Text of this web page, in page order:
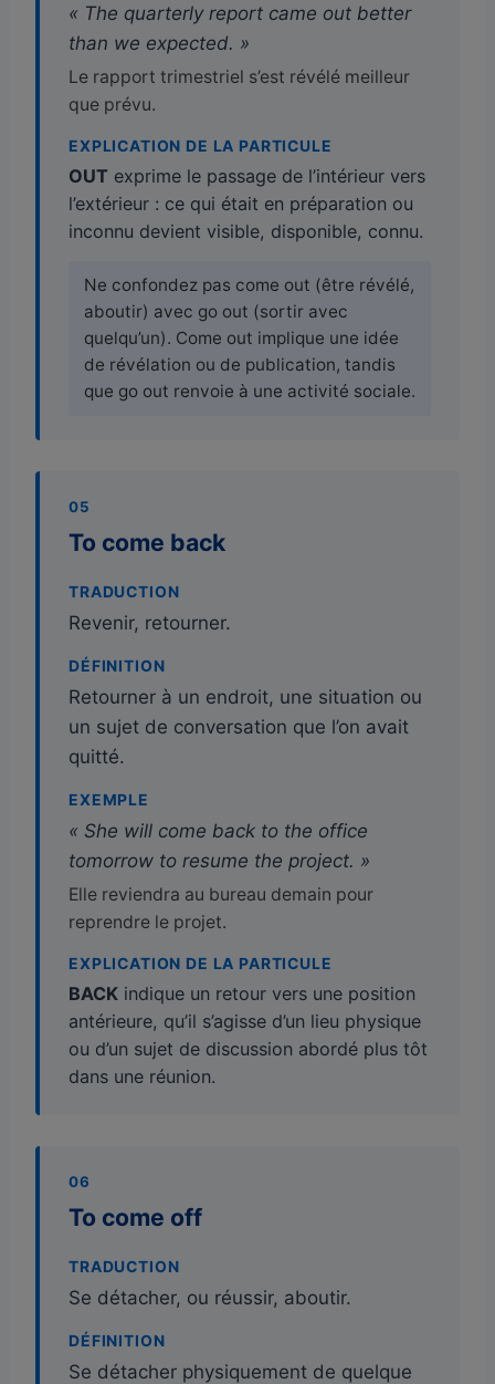
« The quarterly report came out better
than we expected. »
Le rapport trimestriel s’est révélé meilleur
que prévu.
EXPLICATION DE LA PARTICULE
OUT exprime le passage de l’intérieur vers
l’extérieur : ce qui était en préparation ou
inconnu devient visible, disponible, connu.
Ne confondez pas come out (être révélé,
aboutir) avec go out (sortir avec
quelqu’un). Come out implique une idée
de révélation ou de publication, tandis
que go out renvoie à une activité sociale.
05
To come back
TRADUCTION
Revenir, retourner.
DÉFINITION
Retourner à un endroit, une situation ou
un sujet de conversation que l’on avait
quitté.
EXEMPLE
« She will come back to the office
tomorrow to resume the project. »
Elle reviendra au bureau demain pour
reprendre le projet.
EXPLICATION DE LA PARTICULE
BACK indique un retour vers une position
antérieure, qu’il s’agisse d’un lieu physique
ou d’un sujet de discussion abordé plus tôt
dans une réunion.
06
To come off
TRADUCTION
Se détacher, ou réussir, aboutir.
DÉFINITION
Se détacher physiquement de quelque